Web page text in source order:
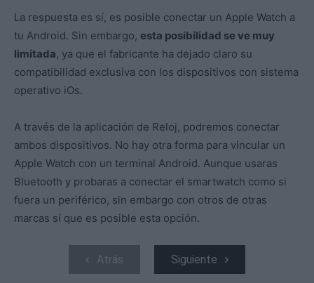
La respuesta es sí, es posible conectar un Apple Watch a
tu Android. Sin embargo, esta posibilidad se ve muy
limitada, ya que el fabricante ha dejado claro su
compatibilidad exclusiva con los dispositivos con sistema
operativo iOs.
A través de la aplicación de Reloj, podremos conectar
ambos dispositivos. No hay otra forma para vincular un
Apple Watch con un terminal Android. Aunque usaras
Bluetooth y probaras a conectar el smartwatch como si
fuera un periférico, sin embargo con otros de otras
marcas sí que es posible esta opción.
Atrás Siguiente